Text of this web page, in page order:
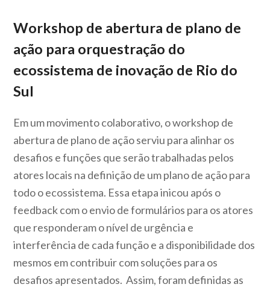
Workshop de abertura de plano de
ação para orquestração do
ecossistema de inovação de Rio do
Sul
Em um movimento colaborativo, o workshop de
abertura de plano de ação serviu para alinhar os
desafios e funções que serão trabalhadas pelos
atores locais na definição de um plano de ação para
todo o ecossistema. Essa etapa inicou após o
feedback com o envio de formulários para os atores
que responderam o nível de urgência e
interferência de cada função e a disponibilidade dos
mesmos em contribuir com soluções para os
desafios apresentados. Assim, foram definidas as